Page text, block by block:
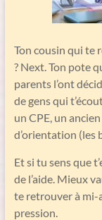
Ton cousin qui te
? Next. Ton pote
parents l’ont
de gens qui
un CPE, un
d’orientation (les
Et si tu sens que
de l’aide. Mieux
te retrouver à mi-
pression.